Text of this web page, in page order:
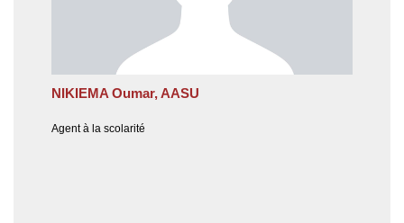
NIKIEMA Oumar, AASU
Agent à la scolarité